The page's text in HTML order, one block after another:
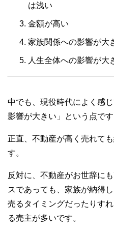
は浅い
金額が高い
家族関係への影響が大
人生全体への影響が大
中でも、現役時代によく感
影響が大きい」という点です
正直、不動産が高く売れて
す。
反対に、不動産がお世辞に
スであっても、家族が納得
売るタイミングだったりす
る売主が多いです。